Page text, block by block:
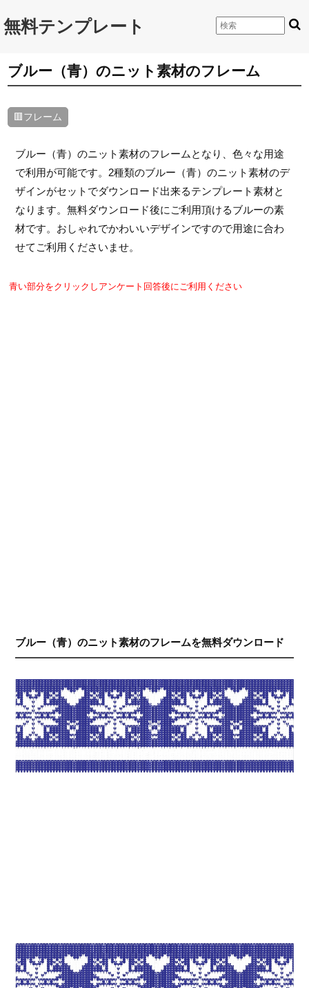
無料テンプレート
ブルー（青）のニット素材のフレーム
🟥フレーム
ブルー（青）のニット素材のフレームとなり、色々な用途
で利用が可能です。2種類のブルー（青）のニット素材のデ
ザインがセットでダウンロード出来るテンプレート素材と
なります。無料ダウンロード後にご利用頂けるブルーの素
材です。おしゃれでかわいいデザインですので用途に合わ
せてご利用くださいませ。
青い部分をクリックしアンケート回答後にご利用ください
ブルー（青）のニット素材のフレームを無料ダウンロード